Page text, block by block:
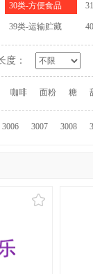
30类-方便食品
39类-运输贮藏
度：
咖啡 面粉 糖
3006 3007 3008